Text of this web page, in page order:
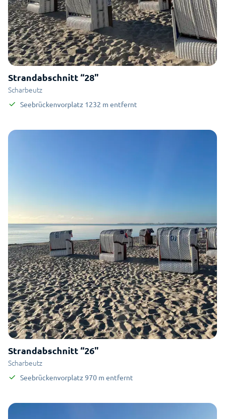
Strandabschnitt “28"
Scharbeutz
Seebrückenvorplatz 1232 m entfernt
Strandabschnitt “26"
Scharbeutz
Seebrückenvorplatz 970 m entfernt